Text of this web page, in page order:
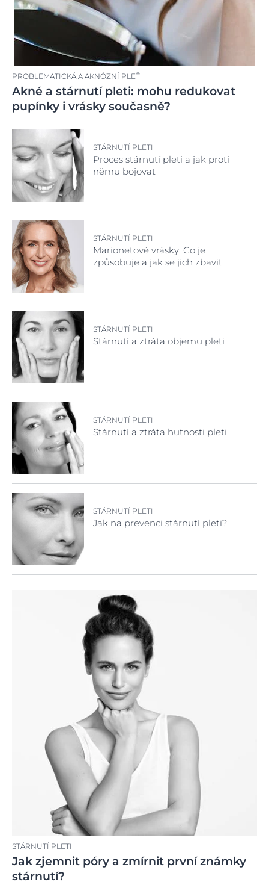
PROBLEMATICKÁ A AKNÓZNÍ PLEŤ
Akné a stárnutí pleti: mohu redukovat
pupínky i vrásky současně?
STÁRNUTÍ PLETI
Proces stárnutí pleti a jak proti
němu bojovat
STÁRNUTÍ PLETI
Marionetové vrásky: Co je
způsobuje a jak se jich zbavit
STÁRNUTÍ PLETI
Stárnutí a ztráta objemu pleti
STÁRNUTÍ PLETI
Stárnutí a ztráta hutnosti pleti
STÁRNUTÍ PLETI
Jak na prevenci stárnutí pleti?
STÁRNUTÍ PLETI
Jak zjemnit póry a zmírnit první známky
stárnutí?